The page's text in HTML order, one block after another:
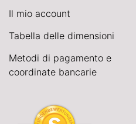
Il mio account
Tabella delle dimensioni
Metodi di pagamento e
coordinate bancarie